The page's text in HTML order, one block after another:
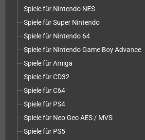
Spiele für Nintendo NES
Spiele für Super Nintendo
Spiele für Nintendo 64
Spiele für Nintendo Game Boy Advance
Spiele für Amiga
Spiele für CD32
Spiele für C64
Spiele für PS4
Spiele für Neo Geo AES / MVS
Spiele für PS5